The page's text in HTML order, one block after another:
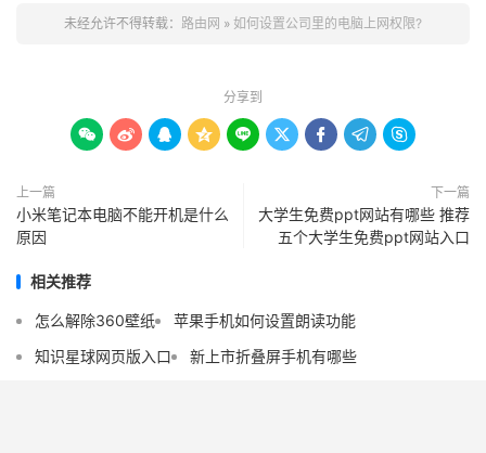
未经允许不得转载： 路由网 » 如何设置公司里的电脑上网权限?
分享到
        
上一篇
小米笔记本电脑不能开机是什么
原因
下一篇
大学生免费ppt网站有哪些 推荐
五个大学生免费ppt网站入口
相关推荐
怎么解除360壁纸
苹果手机如何设置朗读功能
知识星球网页版入口
新上市折叠屏手机有哪些